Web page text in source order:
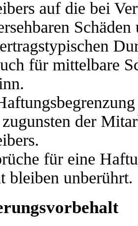
auf die bei
für mittelbare
der
für eine
bleiben unberührt.